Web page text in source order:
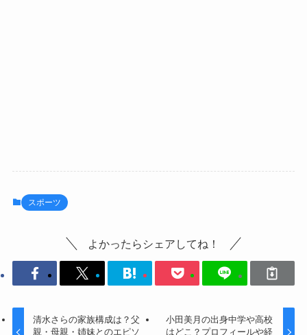
スポーツ
よかったらシェアしてね！
清水さらの家族構成は？父
親・母親・姉妹とのエピソ
小田美月の出身中学や高校
はどこ？プロフィールや経